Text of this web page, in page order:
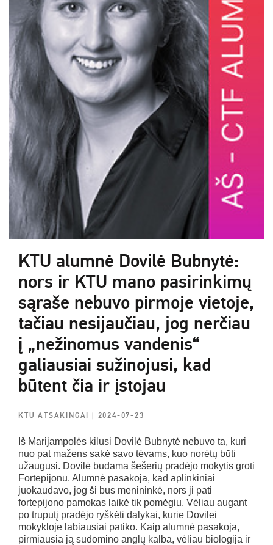
KTU alumnė Dovilė Bubnytė:
nors ir KTU mano pasirinkimų
sąraše nebuvo pirmoje vietoje,
tačiau nesijaučiau, jog nerčiau
į „nežinomus vandenis“
galiausiai sužinojusi, kad
būtent čia ir įstojau
KTU ATSAKINGAI| 2024-07-23
Iš Marijampolės kilusi Dovilė Bubnytė nebuvo ta, kuri
nuo pat mažens sakė savo tėvams, kuo norėtų būti
užaugusi. Dovilė būdama šešerių pradėjo mokytis groti
Fortepijonu. Alumnė pasakoja, kad aplinkiniai
juokaudavo, jog ši bus menininkė, nors ji pati
fortepijono pamokas laikė tik pomėgiu. Vėliau augant
po truputį pradėjo ryškėti dalykai, kurie Dovilei
mokykloje labiausiai patiko. Kaip alumnė pasakoja,
pirmiausia ją sudomino anglų kalba, vėliau biologija ir